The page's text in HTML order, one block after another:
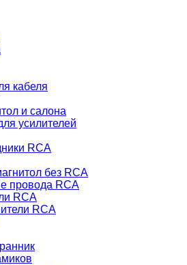
кабеля
и салона
усилителей
RCA
без RCA
провода RCA
RCA
RCA